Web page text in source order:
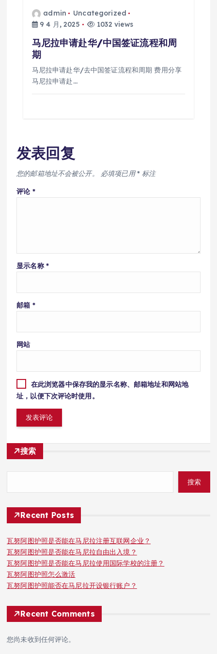
admin
Uncategorized
9 4 月, 2025
1032 views
马尼拉申请赴华/中国签证流程和周
期
马尼拉申请赴华/去中国签证流程和周期 费用分享
马尼拉申请赴…
发表回复
您的邮箱地址不会被公开。 必填项已用* 标注
评论 *
显示名称 *
邮箱 *
网站
在此浏览器中保存我的显示名称、邮箱地址和网站地
址，以便下次评论时使用。
搜索
搜索
Recent Posts
瓦努阿图护照是否能在马尼拉注册互联网企业？
瓦努阿图护照是否能在马尼拉自由出入境？
瓦努阿图护照是否能在马尼拉使用国际学校的注册？
瓦努阿图护照怎么激活
瓦努阿图护照能否在马尼拉开设银行账户？
Recent Comments
您尚未收到任何评论。